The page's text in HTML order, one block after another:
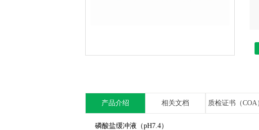
产品介绍 相关文档 质检证书（COA
磷酸盐缓冲液（pH7.4）